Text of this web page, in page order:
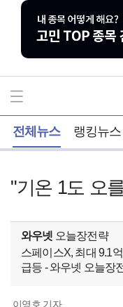
전체뉴스 랭킹뉴스
"기온 1도 오
와우넷 오늘장전략
스페이스X, 최대 9.1
급등 - 와우넷 오늘장
이영호 기자